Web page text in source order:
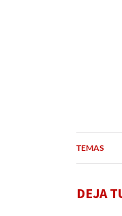
TEMAS
DEJA